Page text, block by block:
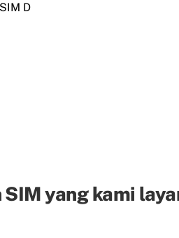
D
yang kami